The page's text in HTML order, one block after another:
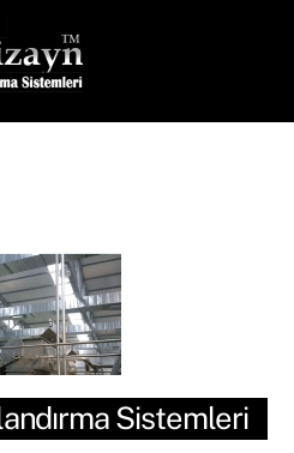
Sistemleri